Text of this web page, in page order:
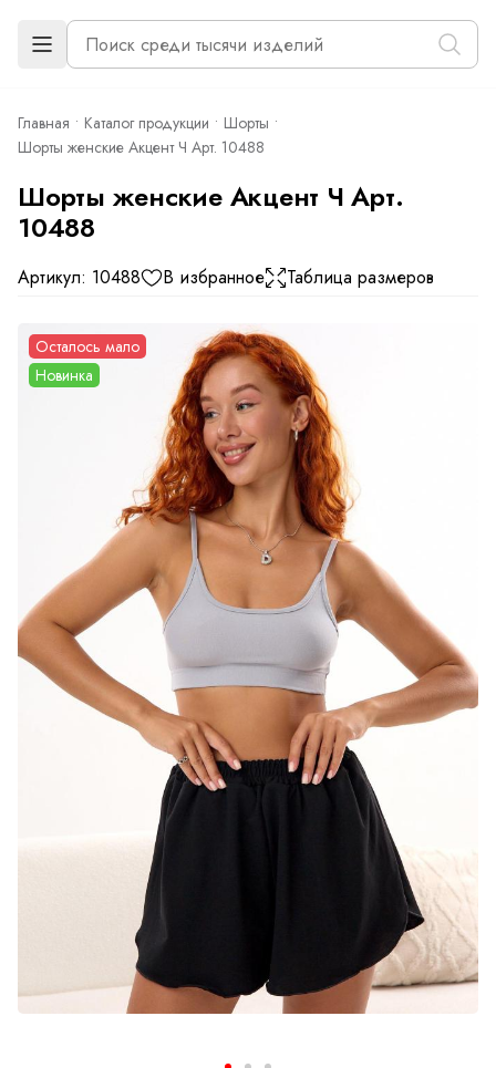
Главная Каталог продукции
Шорты
Шорты женские Акцент Ч Арт. 10488
Шорты женские Акцент Ч Арт.
10488
Артикул: 10488 В избранное Таблица размеров
Осталось мало
Новинка